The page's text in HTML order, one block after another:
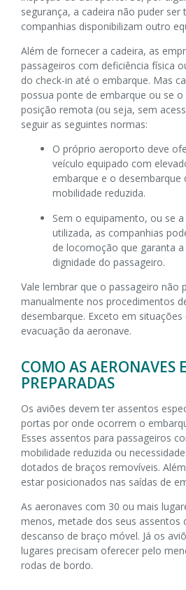
segurança, a cadeira não puder ser
companhias disponibilizam outro
Além de fornecer a cadeira, as
passageiros com deficiência física
do check-in até o embarque. Mas
possua ponte de embarque ou se
posição remota (ou seja, sem
seguir as seguintes normas:
O próprio aeroporto deve
veículo equipado com
embarque e o desembarque
mobilidade reduzida.
Sem o equipamento, ou se
utilizada, as companhias
de locomoção que garanta a
dignidade do passageiro.
Vale lembrar que o passageiro não
manualmente nos procedimentos
desembarque. Exceto em
evacuação da aeronave.
COMO AS AERONAVES
PREPARADAS
Os aviões devem ter assentos
portas por onde ocorrem o
Esses assentos para passageiros
mobilidade reduzida ou
dotados de braços removíveis.
estar posicionados nas saídas de
As aeronaves com 30 ou mais
menos, metade dos seus assentos
descanso de braço móvel. Já os
lugares precisam oferecer pelo
rodas de bordo.